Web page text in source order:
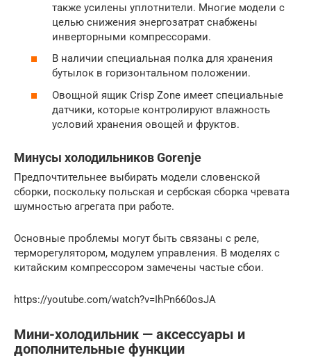
также усилены уплотнители. Многие модели с
целью снижения энергозатрат снабжены
инверторными компрессорами.
В наличии специальная полка для хранения
бутылок в горизонтальном положении.
Овощной ящик Crisp Zone имеет специальные
датчики, которые контролируют влажность
условий хранения овощей и фруктов.
Минусы холодильников Gorenje
Предпочтительнее выбирать модели словенской
сборки, поскольку польская и сербская сборка чревата
шумностью агрегата при работе.
Основные проблемы могут быть связаны с реле,
терморегулятором, модулем управления. В моделях с
китайским компрессором замечены частые сбои.
https://youtube.com/watch?v=IhPn660osJA
Мини-холодильник — аксессуары и
дополнительные функции